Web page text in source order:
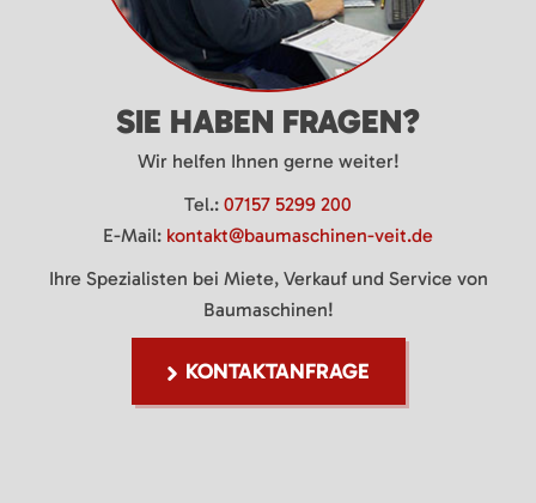
SIE HABEN FRAGEN?
Wir helfen Ihnen gerne weiter!
Tel.: 07157 5299 200
E-Mail: kontakt@baumaschinen-veit.de
Ihre Spezialisten bei Miete, Verkauf und Service von
Baumaschinen!
KONTAKTANFRAGE